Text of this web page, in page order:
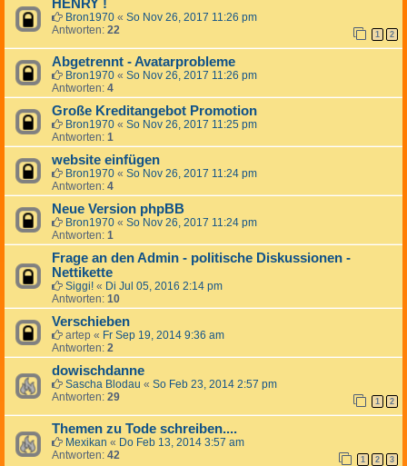
HENRY !
Bron1970 « So Nov 26, 2017 11:26 pm
Antworten: 22 1 2
Abgetrennt - Avatarprobleme
Bron1970 « So Nov 26, 2017 11:26 pm
Antworten: 4
Große Kreditangebot Promotion
Bron1970 « So Nov 26, 2017 11:25 pm
Antworten: 1
website einfügen
Bron1970 « So Nov 26, 2017 11:24 pm
Antworten: 4
Neue Version phpBB
Bron1970 « So Nov 26, 2017 11:24 pm
Antworten: 1
Frage an den Admin - politische Diskussionen -
Nettikette
Siggi! « Di Jul 05, 2016 2:14 pm
Antworten: 10
Verschieben
artep « Fr Sep 19, 2014 9:36 am
Antworten: 2
dowischdanne
Sascha Blodau « So Feb 23, 2014 2:57 pm
Antworten: 29 1 2
Themen zu Tode schreiben....
Mexikan « Do Feb 13, 2014 3:57 am
Antworten: 42 1 2 3